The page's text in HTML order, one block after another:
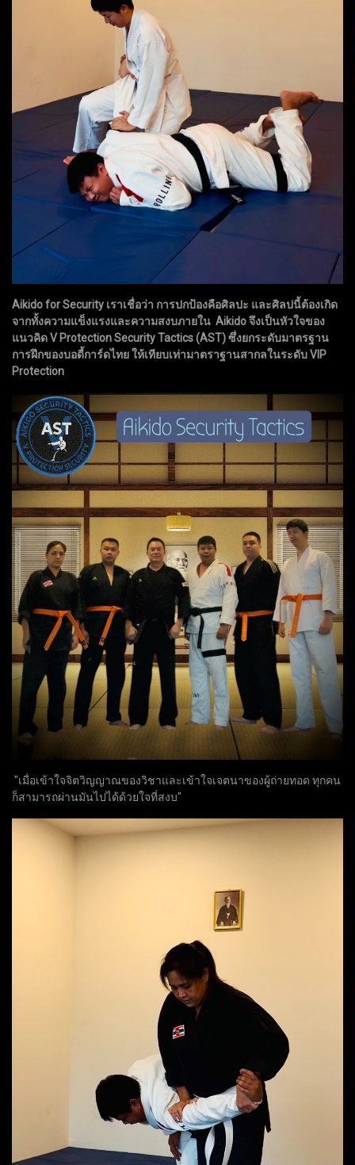
Aikido for Security เราเชื่อว่า การปกป้องคือศิลปะ และศิลปนี้ต้องเกิด
จากทั้งความแข็งแรงและความสงบภายใน Aikido จึงเป็นหัวใจของ
แนวคิด V Protection Security Tactics (AST) ซึ่งยกระดับมาตรฐาน
การฝึกของบอดี้การ์ดไทย ให้เทียบเท่ามาตราฐานสากลในระดับ VIP
Protection
"เมื่อเข้าใจจิตวิญญาณของวิชาและเข้าใจเจตนาของผู้ถ่ายทอด ทุกคน
ก็สามารถผ่านมันไปได้ด้วยใจที่สงบ"